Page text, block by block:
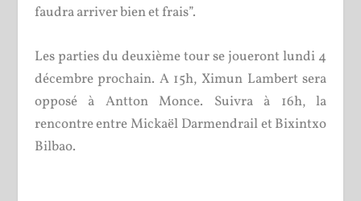
faudra arriver bien et frais”.
Les parties du deuxième tour se joueront lundi 4
décembre prochain. A 15h, Ximun Lambert sera
opposé à Antton Monce. Suivra à 16h, la
rencontre entre Mickaël Darmendrail et Bixintxo
Bilbao.